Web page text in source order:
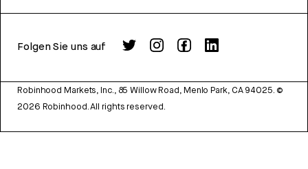
Folgen Sie uns auf
Robinhood Markets, Inc., 85 Willow Road, Menlo Park, CA 94025. ©
2026 Robinhood. All rights reserved.